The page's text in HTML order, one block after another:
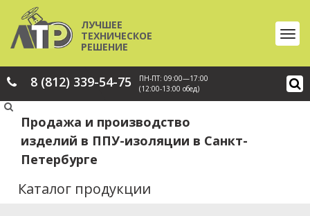
ЛУЧШЕЕ
ТЕХНИЧЕСКОЕ
РЕШЕНИЕ
8 (812) 339-54-75
ПН-ПТ: 09:00—17:00
(12:00-13:00 обед)
Продажа и производство
изделий в ППУ-изоляции в Санкт-
Петербурге
Каталог продукции